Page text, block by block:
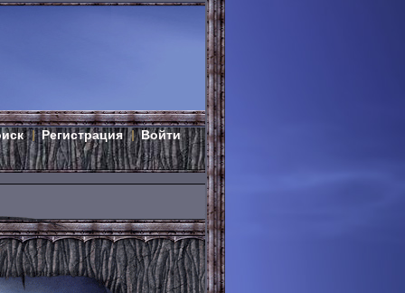
Регистрация Войти